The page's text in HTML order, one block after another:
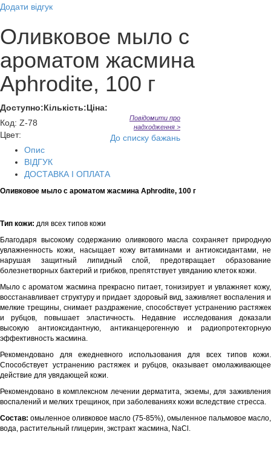
Додати відгук
Оливковое мыло с
ароматом жасмина
Aphrodite, 100 г
Доступно:Кількість:Ціна:
Код: Z-78
Цвет:
Повідомити про
надходження >
До списку бажань
Опис
ВІДГУК
ДОСТАВКА І ОПЛАТА
Оливковое мыло с ароматом жасмина Aphrodite, 100 г
Тип кожи: для всех типов кожи
Благодаря высокому содержанию оливкового масла сохраняет природную
увлажненность кожи, насыщает кожу витаминами и антиоксидантами, не
нарушая защитный липидный слой, предотвращает образование
болезнетворных бактерий и грибков, препятствует увяданию клеток кожи.
Мыло с ароматом жасмина прекрасно питает, тонизирует и увлажняет кожу,
восстанавливает структуру и придает здоровый вид, заживляет воспаления и
мелкие трещины, снимает раздражение, способствует устранению растяжек
и рубцов, повышает эластичность. Недавние исследования доказали
высокую антиоксидантную, антиканцерогенную и радиопротекторную
эффективность жасмина.
Рекомендовано для ежедневного использования для всех типов кожи.
Способствует устранению растяжек и рубцов, оказывает омолаживающее
действие для увядающей кожи.
Рекомендовано в комплексном лечении дерматита, экземы, для заживления
воспалений и мелких трещинок, при заболеваниях кожи вследствие стресса.
Состав: омыленное оливковое масло (75-85%), омыленное пальмовое масло,
вода, растительный глицерин, экстракт жасмина, NaCl.